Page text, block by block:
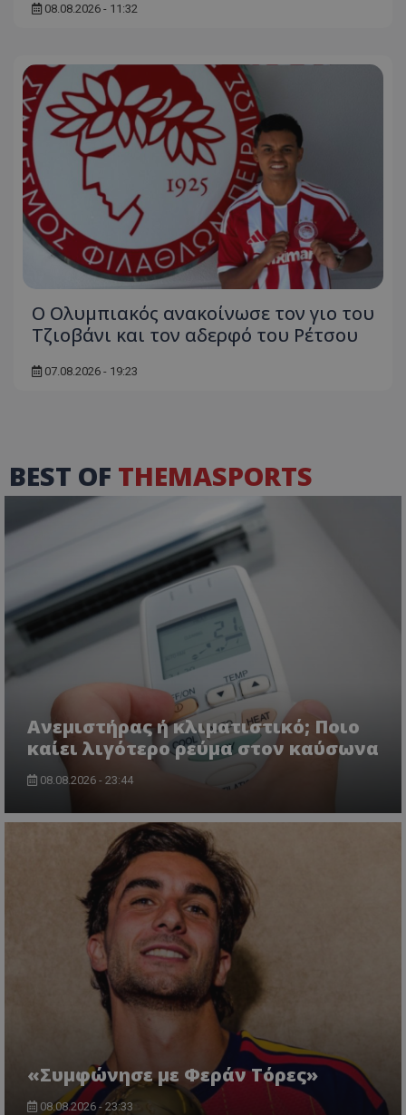
08.08.2026 - 11:32
Ο Ολυμπιακός ανακοίνωσε τον γιο του
Τζιοβάνι και τον αδερφό του Ρέτσου
07.08.2026 - 19:23
BEST OF THEMASPORTS
Ανεμιστήρας ή κλιματιστικό; Ποιο
καίει λιγότερο ρεύμα στον καύσωνα
08.08.2026 - 23:44
«Συμφώνησε με Φεράν Τόρες»
08.08.2026 - 23:33